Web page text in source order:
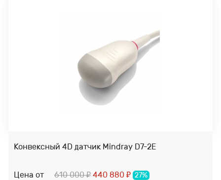
Конвексный 4D датчик Mindray D7-2E
Цена от 610 000₽ 440 880 ₽ 27%